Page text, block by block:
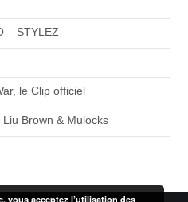
– STYLEZ
le Clip officiel
Brown & Mulocks
vous acceptez l’utilisation des